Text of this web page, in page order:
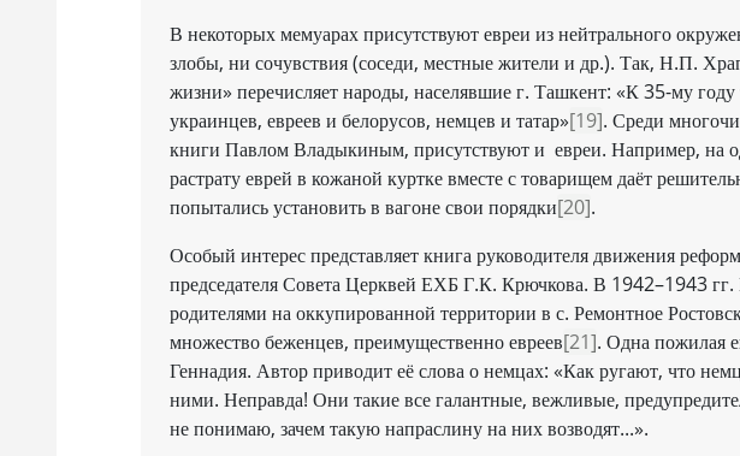
В некоторых мемуарах присутствуют евреи из нейтрального
злобы, ни сочувствия (соседи, местные жители и др.). Так, Н.П.
жизни» перечисляет народы, населявшие г. Ташкент: «К 35-му году
украинцев, евреев и белорусов, немцев и татар»[19]. Среди
книги Павлом Владыкиным, присутствуют и евреи. Например, на
растрату еврей в кожаной куртке вместе с товарищем даёт
попытались установить в вагоне свои порядки[20].
Особый интерес представляет книга руководителя движения
председателя Совета Церквей ЕХБ Г.К. Крючкова. В 1942–1943 гг.
родителями на оккупированной территории в с. Ремонтное
множество беженцев, преимущественно евреев[21]. Одна пожилая
Геннадия. Автор приводит её слова о немцах: «Как ругают, что
ними. Неправда! Они такие все галантные, вежливые,
не понимаю, зачем такую напраслину на них возводят...».